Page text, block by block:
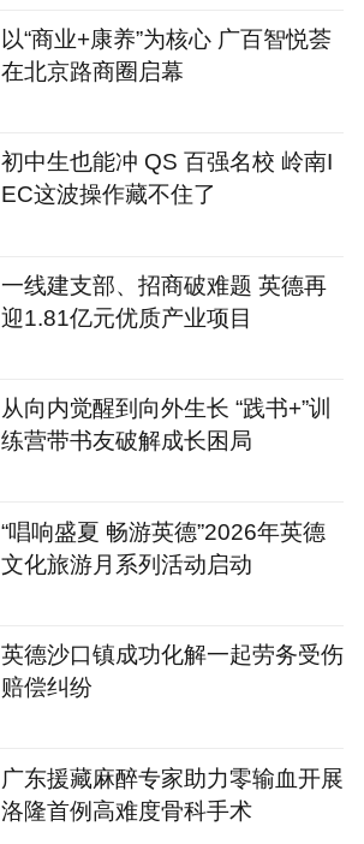
以“商业+康养”为核心 广百智悦荟
在北京路商圈启幕
初中生也能冲 QS 百强名校 岭南I
EC这波操作藏不住了
一线建支部、招商破难题 英德再
迎1.81亿元优质产业项目
从向内觉醒到向外生长 “践书+”训
练营带书友破解成长困局
“唱响盛夏 畅游英德”2026年英德
文化旅游月系列活动启动
英德沙口镇成功化解一起劳务受伤
赔偿纠纷
广东援藏麻醉专家助力零输血开展
洛隆首例高难度骨科手术